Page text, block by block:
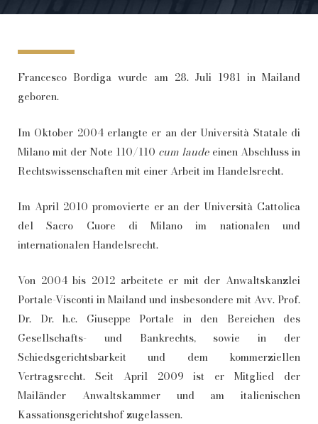
Francesco Bordiga wurde am 28. Juli 1981 in Mailand
geboren.
Im Oktober 2004 erlangte er an der Università Statale di
Milano mit der Note 110/110 cum laude einen Abschluss in
Rechtswissenschaften mit einer Arbeit im Handelsrecht.
Im April 2010 promovierte er an der Università Cattolica
del Sacro Cuore di Milano im nationalen und
internationalen Handelsrecht.
Von 2004 bis 2012 arbeitete er mit der Anwaltskanzlei
Portale-Visconti in Mailand und insbesondere mit Avv. Prof.
Dr. Dr. h.c. Giuseppe Portale in den Bereichen des
Gesellschafts- und Bankrechts, sowie in der
Schiedsgerichtsbarkeit und dem kommerziellen
Vertragsrecht. Seit April 2009 ist er Mitglied der
Mailänder Anwaltskammer und am italienischen
Kassationsgerichtshof zugelassen.